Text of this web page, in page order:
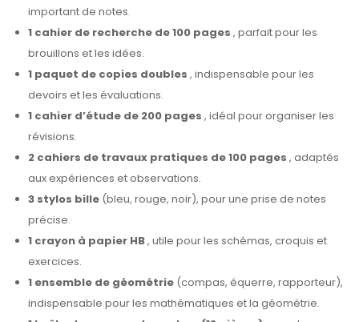
important de notes.
1 cahier de recherche de 100 pages , parfait pour les
brouillons et les idées.
1 paquet de copies doubles , indispensable pour les
devoirs et les évaluations.
1 cahier d’étude de 200 pages , idéal pour organiser les
révisions.
2 cahiers de travaux pratiques de 100 pages , adaptés
aux expériences et observations.
3 stylos bille (bleu, rouge, noir), pour une prise de notes
précise.
1 crayon à papier HB, utile pour les schémas, croquis et
exercices.
1 ensemble de géométrie (compas, équerre, rapporteur),
indispensable pour les mathématiques et la géométrie.